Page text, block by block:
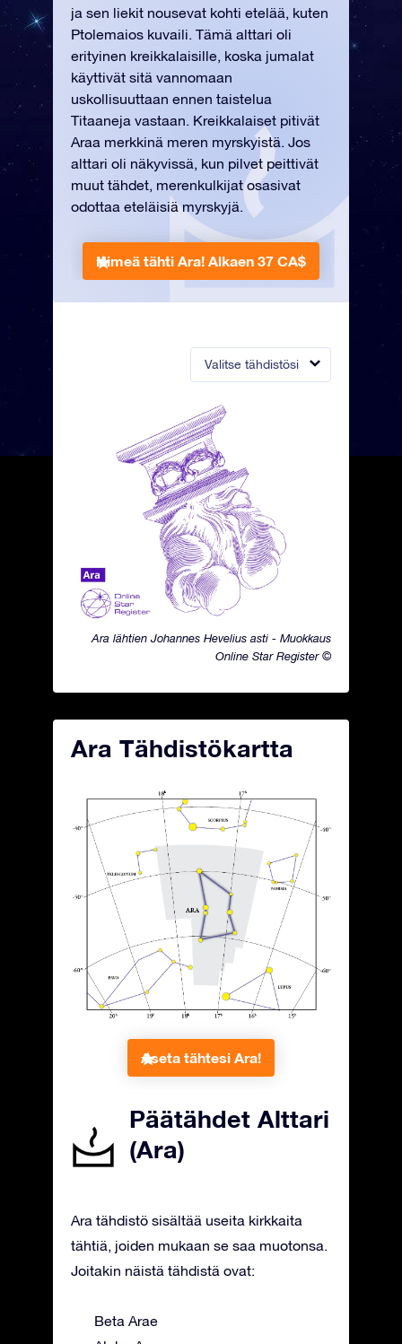
Valitse tähdistösi
Ara lähtien Johannes Hevelius asti - Muokkaus
Online Star Register ©
ja sen liekit nousevat kohti etelää, kuten
Ptolemaios kuvaili. Tämä alttari oli
erityinen kreikkalaisille, koska jumalat
käyttivät sitä vannomaan
uskollisuuttaan ennen taistelua
Titaaneja vastaan. Kreikkalaiset pitivät
Araa merkkinä meren myrskyistä. Jos
alttari oli näkyvissä, kun pilvet peittivät
muut tähdet, merenkulkijat osasivat
odottaa eteläisiä myrskyjä.
Nimeä tähti Ara! Alkaen 37 CA$
Ara Tähdistökartta
Aseta tähtesi Ara!
Päätähdet Alttari
(Ara)
Ara tähdistö sisältää useita kirkkaita
tähtiä, joiden mukaan se saa muotonsa.
Joitakin näistä tähdistä ovat:
Beta Arae